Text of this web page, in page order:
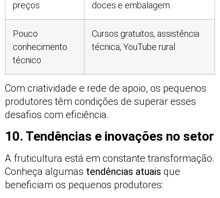
preços doces e embalagem
Pouco
conhecimento
técnico
Cursos gratuitos, assistência
técnica, YouTube rural
Com criatividade e rede de apoio, os pequenos
produtores têm condições de superar esses
desafios com eficiência.
10. Tendências e inovações no setor
A fruticultura está em constante transformação.
Conheça algumas tendências atuais que
beneficiam os pequenos produtores: